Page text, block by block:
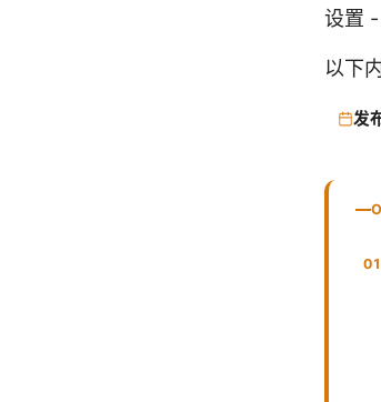
设置
以下
发